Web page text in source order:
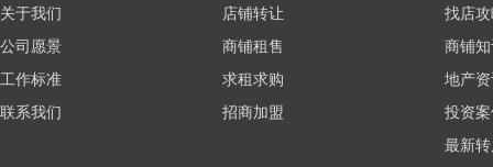
关于我们
公司愿景
工作标准
联系我们
店铺转让
商铺租售
求租求购
招商加盟
找店
商铺
地产
投资
最新